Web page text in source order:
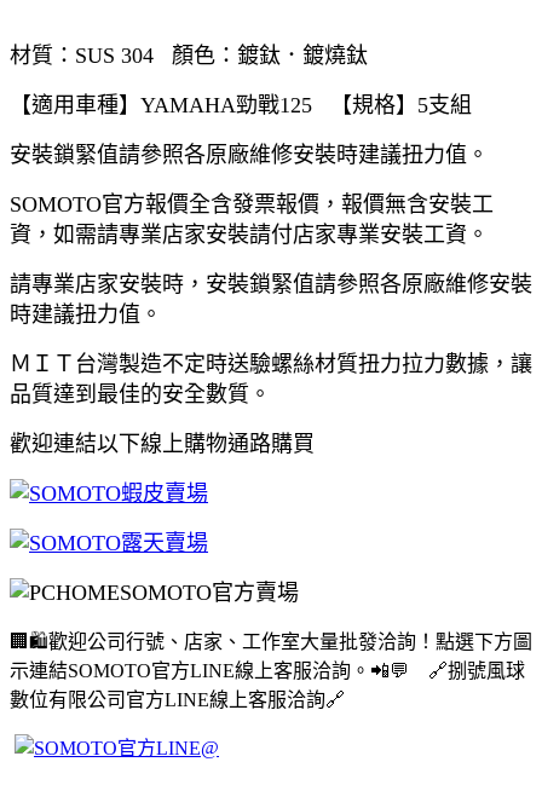
材質：SUS 304 顏色：鍍鈦．鍍燒鈦
【適用車種】YAMAHA勁戰125 【規格】5支組
安裝鎖緊值請參照各原廠維修安裝時建議扭力值。
SOMOTO官方報價全含發票報價，報價無含安裝工
資，如需請專業店家安裝請付店家專業安裝工資。
請專業店家安裝時，安裝鎖緊值請參照各原廠維修安裝
時建議扭力值。
ＭＩＴ台灣製造不定時送驗螺絲材質扭力拉力數據，讓
品質達到最佳的安全數質。
歡迎連結以下線上購物通路購買
🏢🛍️歡迎公司行號、店家、工作室大量批發洽詢！點選下方圖
示連結SOMOTO官方LINE線上客服洽詢。📲💬 🔗捌號風球
數位有限公司官方LINE線上客服洽詢🔗